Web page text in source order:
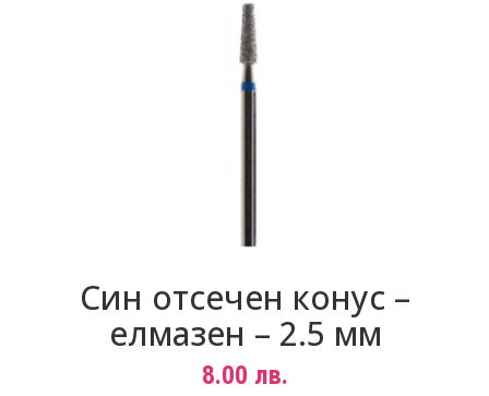
Син отсечен конус –
елмазен – 2.5 мм
8.00 лв.